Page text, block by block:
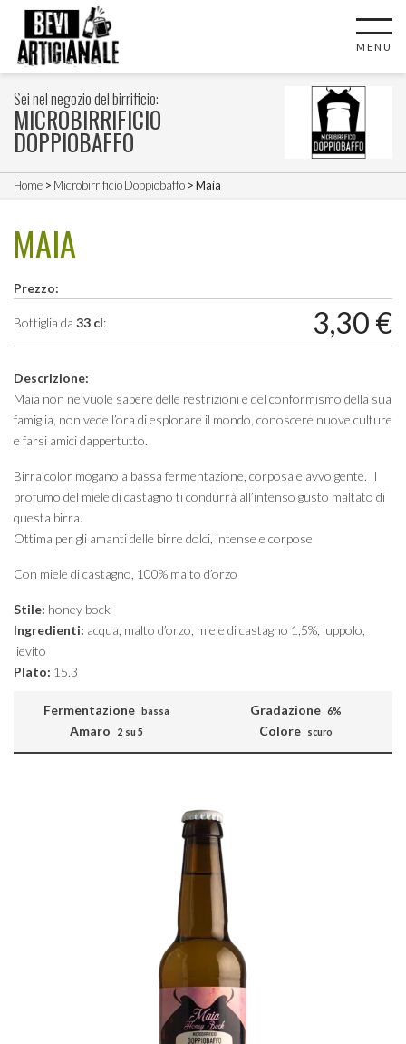
MENU
Sei nel negozio del birrificio:
MICROBIRRIFICIO
DOPPIOBAFFO
Home > Microbirrificio Doppiobaffo > Maia
MAIA
Prezzo:
Bottiglia da 33 cl: 3,30 €
Descrizione:
Maia non ne vuole sapere delle restrizioni e del conformismo della sua
famiglia, non vede l’ora di esplorare il mondo, conoscere nuove culture
e farsi amici dappertutto.
Birra color mogano a bassa fermentazione, corposa e avvolgente. Il
profumo del miele di castagno ti condurrà all’intenso gusto maltato di
questa birra.
Ottima per gli amanti delle birre dolci, intense e corpose
Con miele di castagno, 100% malto d’orzo
Stile: honey bock
Ingredienti: acqua, malto d’orzo, miele di castagno 1,5%, luppolo,
lievito
Plato: 15.3
Fermentazione bassa Gradazione 6%
Amaro 2 su 5 Colore scuro